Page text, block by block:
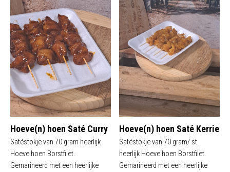
Hoeve(n) hoen Saté Curry
Satéstokje van 70 gram heerlijk
Hoeve hoen Borstfilet.
Gemarineerd met een heerlijke
Hoeve(n) hoen Saté Kerrie
Satéstokje van 70 gram/ st.
heerlijk Hoeve hoen Borstfilet.
Gemarineerd met een heerlijke